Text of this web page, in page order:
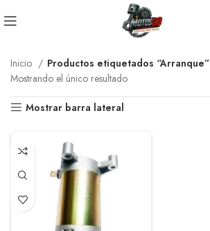
Inicio
Productos etiquetados “Arranque”
Mostrando el único resultado
Mostrar barra lateral